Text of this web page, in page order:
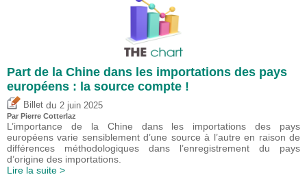
Part de la Chine dans les importations des pays
européens : la source compte !
Billet du 2 juin 2025
Par Pierre Cotterlaz
L’importance de la Chine dans les importations des pays
européens varie sensiblement d’une source à l’autre en raison de
différences méthodologiques dans l’enregistrement du pays
d’origine des importations.
Lire la suite >